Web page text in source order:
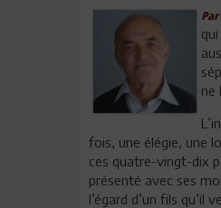
ne
fois, une élégie, une
ces quatre-vingt-dix
présenté avec ses
l’égard d’un fils